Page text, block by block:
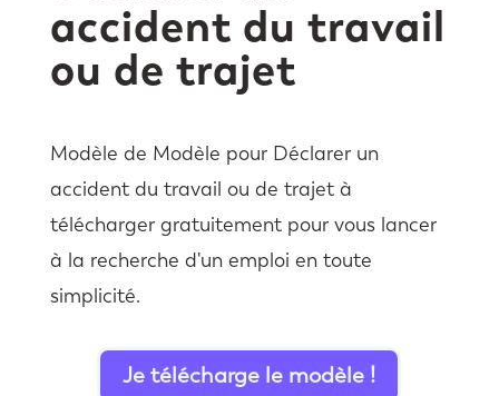
accident du travail
ou de trajet
Modèle de Modèle pour Déclarer un
accident du travail ou de trajet à
télécharger gratuitement pour vous lancer
à la recherche d'un emploi en toute
simplicité.
Je télécharge le modèle !